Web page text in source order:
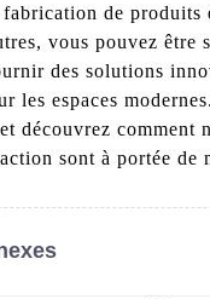
de produits
vous pouvez être
des solutions
les espaces
découvrez
sont à portée de